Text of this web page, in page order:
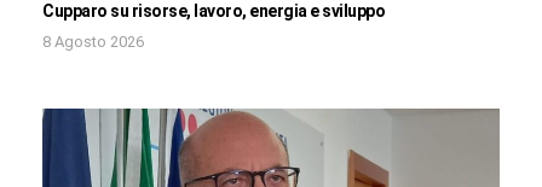
Cupparo su risorse, lavoro, energia e sviluppo
8 Agosto 2026